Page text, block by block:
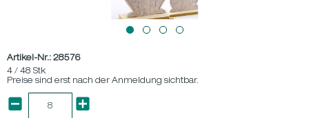
Artikel-Nr.: 28576
4 / 48 Stk
Preise sind erst nach der Anmeldung sichtbar.